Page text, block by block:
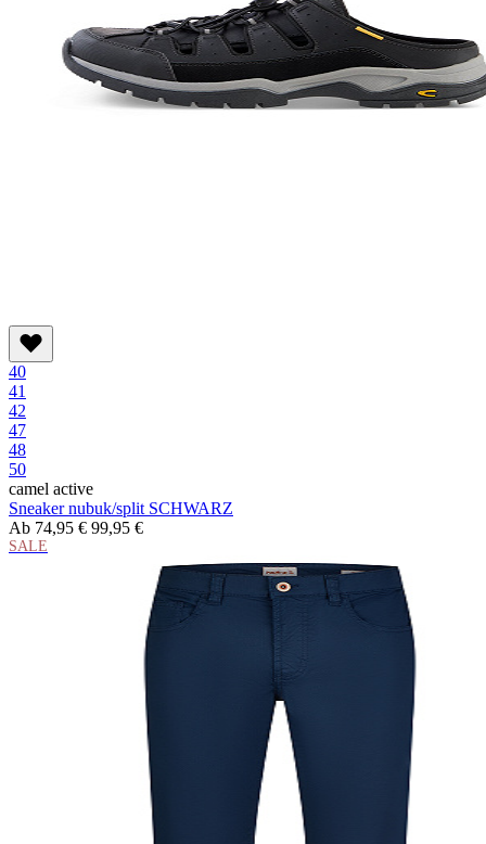
40
41
42
47
48
50
camel active
Sneaker nubuk/split SCHWARZ
Ab 74,95 € 99,95 €
SALE